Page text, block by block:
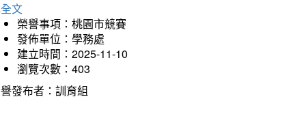
文
榮譽事項：桃園市競賽
發佈單位：學務處
建立時間：2025-11-10
瀏覽次數：403
發布者：訓育組